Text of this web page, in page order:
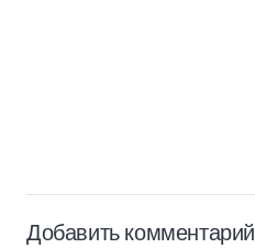
Добавить комментарий